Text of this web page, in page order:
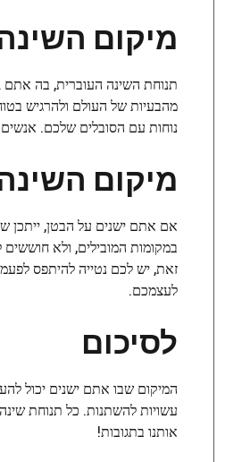
מיקום
תנוחת השינה העוברית, בה אתם curled כמו תינוק, היא סימן לכך שאתם
מהבעיות של העולם ולהרגיש
נוחות עם הסובלים שלכם.
מיקום
אם אתם ישנים על הבטן, ייתכן
במקומות המובילים, ולא
זאת, יש לכם נטייה להיתפס
לעצמכם.
לסיכום
המיקום שבו אתם ישנים יכול
עשויות להשתנות. כל תנוחת
אותנו בתגובות!